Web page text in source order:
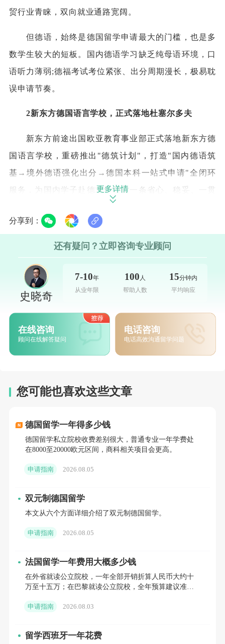
贸行业青睐，双向就业通路宽阔。
但德语，始终是德国留学申请最大的门槛，也是多
数学生较大的短板。国内德语学习缺乏纯母语环境，口
语听力薄弱;德福考试考位紧张、出分周期漫长，极易耽
误申请节奏。
2新东方德国语言学校，正式落地杜塞尔多夫
新东方前途出国欧亚教育事业部正式落地新东方德
国语言学校，重磅推出"德筑计划"，打造"国内德语筑
基→境外德语强化出分→德国本科一站式申请"全闭环
服务，为国内学子赴德求学铺设一条省心、稳妥、一贯
学校坐落于北威州首府杜塞尔多夫核心宜居圈
Heerdt区。该区云集大量跨国企业与国际化机构，华为
等众多中资企业外派家庭聚居于此，社区氛围成熟包
容。生活配套完善，华人生活圈便利，新生落地即可快
速融入。远离闹市、治安优良、绿化充沛，静谧环境格
外适合潜心攻读德语;轨道交通四通八达，便捷通达市中
心、火车站及机场，是境外德语学习的理想之选。
国内零基础德语学习启蒙、系统夯实语法词汇→落
地杜塞尔多夫全浸泡式德语强化，专攻欧标及德福考试
核、APS辅导、本科网申与德国留学签证办理。全链路
一气呵成，规避信息差与申请误区，为每位学子精准匹
配梦校。
德国持证资深外教小班授课，深谙中国学生德语学
考位充足、无需跨城奔波，大幅缩短备考与出分周期。
更多详情
分享到：
还有疑问？立即咨询专业顾问
史晓奇
7-10年
从业年限
100 人
帮助人数
15分钟内
平均响应
在线咨询
顾问在线解答疑问
电话咨询
电话高效沟通留学问题
您可能也喜欢这些文章
德国留学一年得多少钱
德国留学私立院校收费差别很大，普通专业一年学费处
在8000至20000欧元区间，商科相关项目会更高。
申请指南 2026.08.05
双元制德国留学
本文从六个方面详细介绍了双元制德国留学。
申请指南 2026.08.05
法国留学一年费用大概多少钱
在外省就读公立院校，一年全部开销折算人民币大约十
万至十五万；在巴黎就读公立院校，全年预算建议准备
异，一年总支出普
申请指南 2026.08.03
留学西班牙一年花费